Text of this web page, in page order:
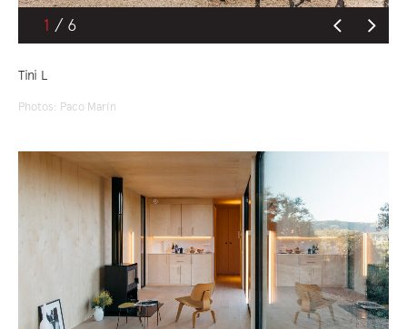
1
Tini L
Photos: Paco Marín